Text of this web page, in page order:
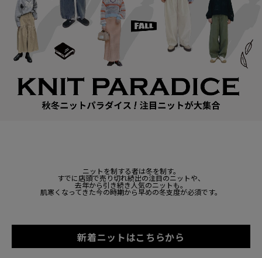
ニットを制する者は冬を制す。
すでに店頭で売り切れ続出の注目のニットや、
去年から引き続き人気のニットも。
肌寒くなってきた今の時期から早めの冬支度が必須です。
新着ニットはこちらから